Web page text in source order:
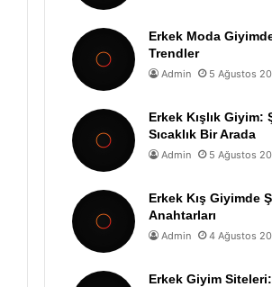
Erkek Moda
Trendler
Admin 5 Ağustos
Erkek Kışlık Giyim:
Sıcaklık Bir Arada
Admin 5 Ağustos
Erkek Kış Giyimde
Anahtarları
Admin 4 Ağustos
Erkek Giyim